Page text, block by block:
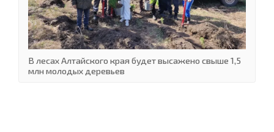
В лесах Алтайского края будет высажено свыше 1,5
млн молодых деревьев